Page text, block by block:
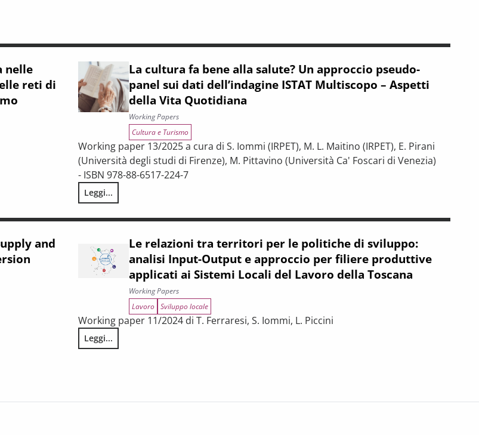
nelle
reti di
ristrutturazione delle reti di vendita, digitalizzazione e nuovi stili di consumo
La cultura fa bene alla salute? Un approccio pseudo-
panel sui dati dell’indagine ISTAT Multiscopo – Aspetti
della Vita Quotidiana
Working Papers
Cultura e Turismo
Working paper 13/2025 a cura di S. Iommi (IRPET), M. L. Maitino (IRPET), E. Pirani
(Università degli studi di Firenze), M. Pittavino (Università Ca' Foscari di Venezia)
- ISBN 978-88-6517-224-7
Leggi...
La cultura fa bene alla salute? Un approccio pseudo-panel sui dati dell’indagine ISTAT
and
updated and revised version
Le relazioni tra territori per le politiche di sviluppo:
analisi Input-Output e approccio per filiere produttive
applicati ai Sistemi Locali del Lavoro della Toscana
Working Papers
Lavoro Sviluppo locale
Working paper 11/2024 di T. Ferraresi, S. Iommi, L. Piccini
Leggi...
Le relazioni tra territori per le politiche di sviluppo: analisi Input-Output e approccio per filiere